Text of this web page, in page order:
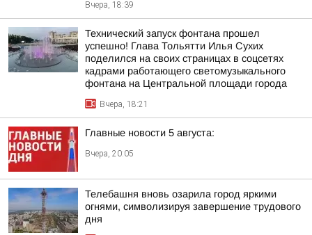
Вчера, 18:39
Технический запуск фонтана прошел
успешно! Глава Тольятти Илья Сухих
поделился на своих страницах в соцсетях
кадрами работающего светомузыкального
фонтана на Центральной площади города
Вчера, 18:21
Главные новости 5 августа:
Вчера, 20:05
Телебашня вновь озарила город яркими
огнями, символизируя завершение трудового
дня